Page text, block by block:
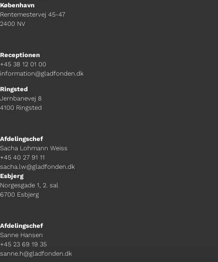
København
Rentemestervej 45-47
2400 NV
Receptionen
+45 38 12 01 00
information@gladfonden.dk
Ringsted
Jernbanevej 8
4100 Ringsted
Afdelingschef
Sacha Lohmann Weiss
+45 40 27 91 11
sacha.lw@gladfonden.dk
Esbjerg
Norgesgade 1, 2. sal
6700 Esbjerg
Afdelingschef
Sanne Hansen
+45 23 69 19 35
sanne.h@gladfonden.dk